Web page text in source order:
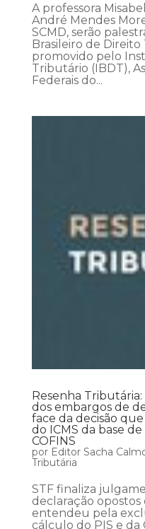
A professora
André Mendes
SCMD, serão
Brasileiro de
promovido pelo
Tributário (IBDT),
Federais do...
Resenha
dos embargos de
face da decisão
do ICMS da base
COFINS
por Editor Sacha
Tributária
STF finaliza
declaração
entendeu pela
cálculo do PIS e da